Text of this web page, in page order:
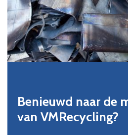
Benieuwd naar de
van VMRecycling?